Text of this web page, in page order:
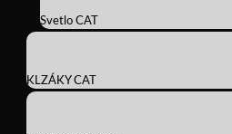
Svetlo CAT
KLZÁKY CAT